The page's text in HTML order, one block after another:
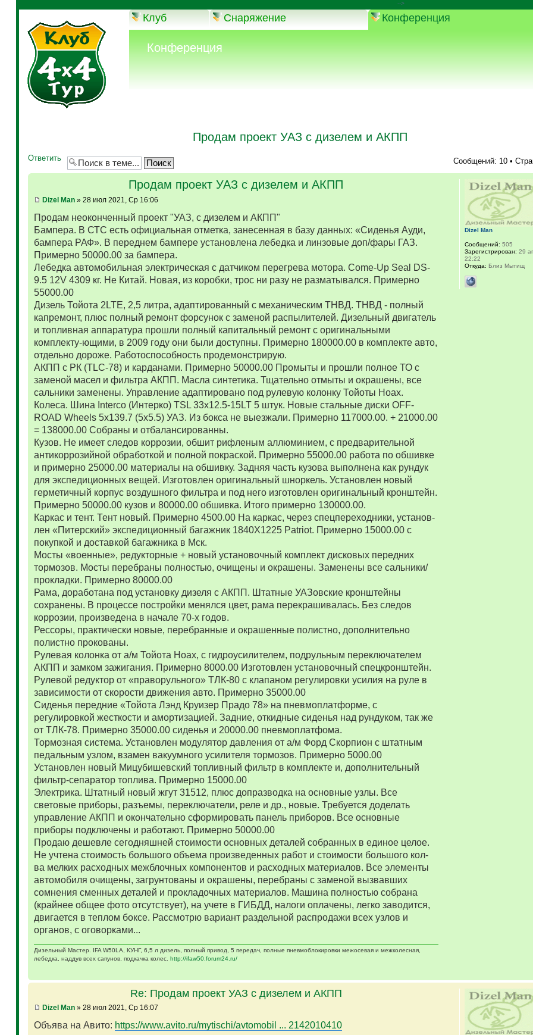
-->
Клуб Снаряжение Конференция
Конференция
Продам проект УАЗ с дизелем и АКПП
Ответить Сообщений: 10 •
Продам проект УАЗ с дизелем и АКПП
Dizel Man» 28 июл 2021, Ср 16:06
Продам неоконченный проект "УАЗ, с дизелем и АКПП"
Бампера. В СТС есть официальная отметка, занесенная в базу данных: «Сиденья Ауди,
бампера РАФ». В переднем бампере установлена лебедка и линзовые доп/фары ГАЗ.
Примерно 50000.00 за бампера.
Лебедка автомобильная электрическая с датчиком перегрева мотора. Come-Up Seal DS-
9.5 12V 4309 кг. Не Китай. Новая, из коробки, трос ни разу не разматывался. Примерно
55000.00
Дизель Тойота 2LTE, 2,5 литра, адаптированный с механическим ТНВД. ТНВД - полный
капремонт, плюс полный ремонт форсунок с заменой распылителей. Дизельный двигатель
и топливная аппаратура прошли полный капитальный ремонт с оригинальными
комплекту-ющими, в 2009 году они были доступны. Примерно 180000.00 в комплекте авто,
отдельно дороже. Работоспособность продемонстрирую.
АКПП с РК (TLC-78) и карданами. Примерно 50000.00 Промыты и прошли полное ТО с
заменой масел и фильтра АКПП. Масла синтетика. Тщательно отмыты и окрашены, все
сальники заменены. Управление адаптировано под рулевую колонку Тойоты Ноах.
Колеса. Шина Interco (Интерко) TSL 33x12.5-15LT 5 штук. Новые стальные диски OFF-
ROAD Wheels 5x139.7 (5x5.5) УАЗ. Из бокса не выезжали. Примерно 117000.00. + 21000.00
= 138000.00 Собраны и отбалансированны.
Кузов. Не имеет следов коррозии, обшит рифленым аллюминием, с предварительной
антикоррозийной обработкой и полной покраской. Примерно 55000.00 работа по обшивке
и примерно 25000.00 материалы на обшивку. Задняя часть кузова выполнена как рундук
для экспедиционных вещей. Изготовлен оригинальный шноркель. Установлен новый
герметичный корпус воздушного фильтра и под него изготовлен оригинальный кронштейн.
Примерно 50000.00 кузов и 80000.00 обшивка. Итого примерно 130000.00.
Каркас и тент. Тент новый. Примерно 4500.00 На каркас, через спецпереходники, установ-
лен «Питерский» экспедиционный багажник 1840Х1225 Patriot. Примерно 15000.00 с
покупкой и доставкой багажника в Мск.
Мосты «военные», редукторные + новый установочный комплект дисковых передних
тормозов. Мосты перебраны полностью, очищены и окрашены. Заменены все сальники/
прокладки. Примерно 80000.00
Рама, доработана под установку дизеля с АКПП. Штатные УАЗовские кронштейны
сохранены. В процессе постройки менялся цвет, рама перекрашивалась. Без следов
коррозии, произведена в начале 70-х годов.
Рессоры, практически новые, перебранные и окрашенные полистно, дополнительно
полистно прокованы.
Рулевая колонка от а/м Тойота Ноах, с гидроусилителем, подрульным переключателем
АКПП и замком зажигания. Примерно 8000.00 Изготовлен установочный спецкронштейн.
Рулевой редуктор от «праворульного» ТЛК-80 с клапаном регулировки усилия на руле в
зависимости от скорости движения авто. Примерно 35000.00
Сиденья передние «Тойота Лэнд Круизер Прадо 78» на пневмоплатформе, с
регулировкой жесткости и амортизацией. Задние, откидные сиденья над рундуком, так же
от ТЛК-78. Примерно 35000.00 сиденья и 20000.00 пневмоплатфома.
Тормозная система. Установлен модулятор давления от а/м Форд Скорпион с штатным
педальным узлом, взамен вакуумного усилителя тормозов. Примерно 5000.00
Установлен новый Мицубишевский топливный фильтр в комплекте и, дополнительный
фильтр-сепаратор топлива. Примерно 15000.00
Электрика. Штатный новый жгут 31512, плюс допразводка на основные узлы. Все
световые приборы, разъемы, переключатели, реле и др., новые. Требуется доделать
управление АКПП и окончательно сформировать панель приборов. Все основные
приборы подключены и работают. Примерно 50000.00
Продаю дешевле сегодняшней стоимости основных деталей собранных в единое целое.
Не учтена стоимость большого объема произведенных работ и стоимости большого кол-
ва мелких расходных межблочных компонентов и расходных материалов. Все элементы
автомобиля очищены, загрунтованы и окрашены, перебраны с заменой вызвавших
сомнения сменных деталей и прокладочных материалов. Машина полностью собрана
(крайнее общее фото отсутствует), на учете в ГИБДД, налоги оплачены, легко заводится,
двигается в теплом боксе. Рассмотрю вариант раздельной распродажи всех узлов и
органов, с оговорками...
Дизельный Мастер. IFA W50LA, КУНГ, 6,5 л дизель, полный привод, 5 передач, полные пневмоблокировки межосевая и межколесная,
лебедка, наддув всех сапунов, подкачка колес. http://ifaw50.forum24.ru/
Dizel Man
Сообщений: 505
Зарегистрирован: 29
22:22
Откуда: Близ Мытищ
Re: Продам проект УАЗ с дизелем и АКПП
Dizel Man» 28 июл 2021, Ср 16:07
Объява на Авито: https://www.avito.ru/mytischi/avtomobil ... 2142010410